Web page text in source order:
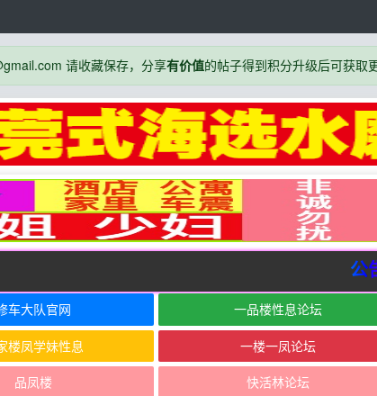
请收藏保存，分享有价值的帖子得到积分升级后可获取
公
车大队官网 一品楼性息论坛
楼凤学妹性息 一楼一凤论坛
品凤楼 快活林论坛